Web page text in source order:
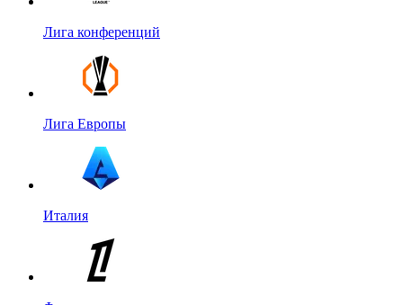
Лига конференций
Лига Европы
Италия